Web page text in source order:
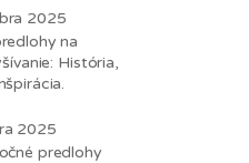
2025
na
História,
2025
predlohy